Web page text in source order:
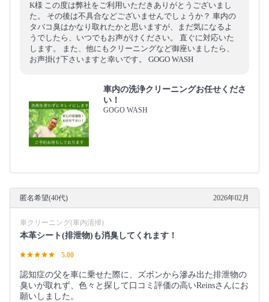
K様 この度は弊社をご利用いただきありがとうございまし
た。 その後は不具合などございませんでしょうか？ 車内の
タバコ臭はかなり取れたかと思いますが、まだ気になるよ
うでしたら、いつでもお声がけください。 直ぐに対応いた
します。 また、他にもクリーニングなど御座いましたら、
お声掛け下さいますと幸いです。 GOGO WASH
車内の洗浄クリーニングお任せくださ
い！
GOGO WASH
匿名希望(40代) 2026年02月
車クリーニング(車内清掃)
本革シート(排泄物)も消臭してくれます！
5.00
認知症の父を車に乗せた際に、ズボンから滲み出た排泄物の
臭いが取れず、色々と探して口コミ評価の高いReinsさんにお
願いしました。